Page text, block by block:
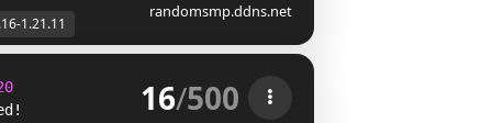
randomsmp.ddns.net
1.21.11
16/500